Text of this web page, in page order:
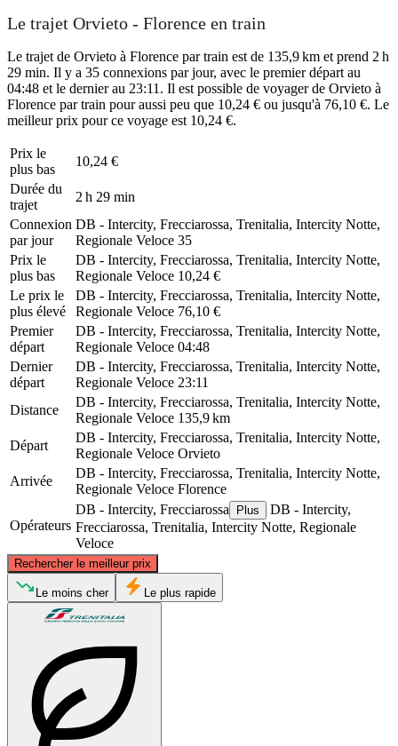
Le trajet Orvieto - Florence en train
Le trajet de Orvieto à Florence par train est de 135,9 km et prend 2 h
29 min. Il y a 35 connexions par jour, avec le premier départ au
04:48 et le dernier au 23:11. Il est possible de voyager de Orvieto à
Florence par train pour aussi peu que 10,24 € ou jusqu'à 76,10 €. Le
meilleur prix pour ce voyage est 10,24 €.
Prix ​​le
plus bas
10,24 €
Durée du
trajet
2 h 29 min
Connexion
par jour
DB - Intercity, Frecciarossa, Trenitalia, Intercity Notte,
Regionale Veloce 35
Prix ​​le
plus bas
DB - Intercity, Frecciarossa, Trenitalia, Intercity Notte,
Regionale Veloce 10,24 €
Le prix le
plus élevé
DB - Intercity, Frecciarossa, Trenitalia, Intercity Notte,
Regionale Veloce 76,10 €
Premier
départ
DB - Intercity, Frecciarossa, Trenitalia, Intercity Notte,
Regionale Veloce 04:48
Dernier
départ
DB - Intercity, Frecciarossa, Trenitalia, Intercity Notte,
Regionale Veloce 23:11
Distance
DB - Intercity, Frecciarossa, Trenitalia, Intercity Notte,
Regionale Veloce 135,9 km
Départ
DB - Intercity, Frecciarossa, Trenitalia, Intercity Notte,
Regionale Veloce Orvieto
Arrivée
DB - Intercity, Frecciarossa, Trenitalia, Intercity Notte,
Regionale Veloce Florence
Opérateurs
DB - Intercity, Frecciarossa Plus
DB - Intercity,
Frecciarossa, Trenitalia, Intercity Notte, Regionale
Veloce
Rechercher le meilleur prix
Florence
Le moins cher Le plus rapide